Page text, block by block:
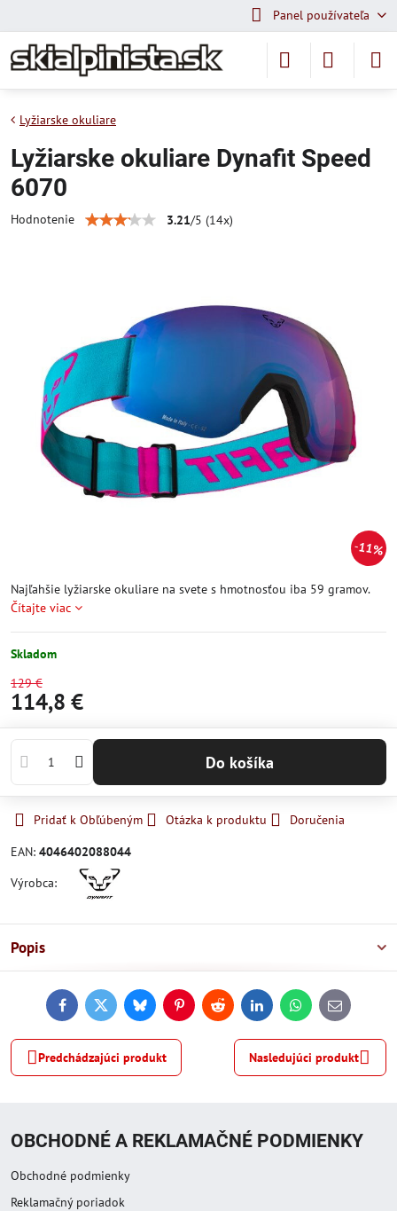
Panel používateľa
11%
Lyžiarske okuliare
Lyžiarske okuliare Dynafit Speed
6070
Hodnotenie 3.21/5 (14x)
Najľahšie lyžiarske okuliare na svete s hmotnosťou iba 59 gramov.
Čítajte viac
Skladom
129 €
114,8 €
Do košíka
Pridať k Obľúbeným Otázka k produktu
Doručenia
EAN: 4046402088044
Výrobca:
Popis
FacebookTwitterBlueskyPinterestReddit LinkedInWhatsApp
E-
mail
Predchádzajúci produkt Nasledujúci produkt
OBCHODNÉ A REKLAMAČNÉ PODMIENKY
Obchodné podmienky
Reklamačný poriadok